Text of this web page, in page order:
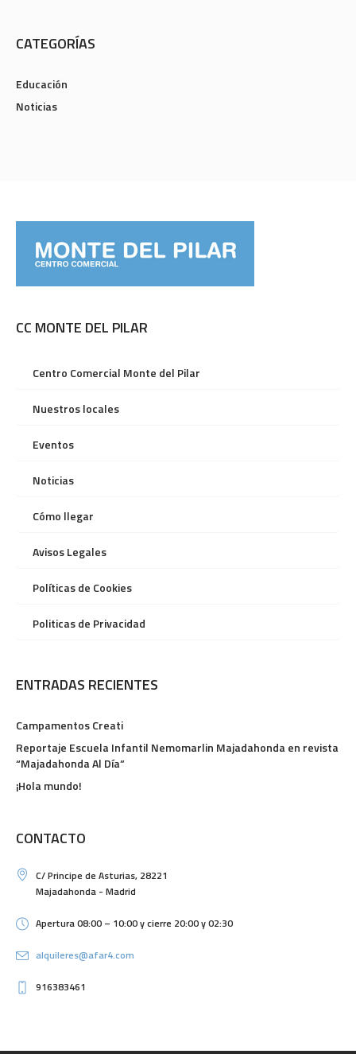
CATEGORÍAS
Educación
Noticias
CC MONTE DEL PILAR
Centro Comercial Monte del Pilar
Nuestros locales
Eventos
Noticias
Cómo llegar
Avisos Legales
Políticas de Cookies
Politicas de Privacidad
ENTRADAS RECIENTES
Campamentos Creati
Reportaje Escuela Infantil Nemomarlin Majadahonda en revista
“Majadahonda Al Día”
¡Hola mundo!
CONTACTO
C/ Principe de Asturias, 28221
Majadahonda - Madrid
Apertura 08:00 – 10:00 y cierre 20:00 y 02:30
alquileres@afar4.com
916383461